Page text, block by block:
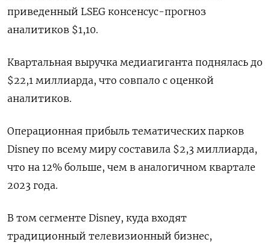
приведенный LSEG консенсус-прогноз
аналитиков $1,10.
Квартальная выручка медиагиганта поднялась до
$22,1 миллиарда, что совпало с оценкой
аналитиков.
Операционная прибыль тематических парков
Disney по всему миру составила $2,3 миллиарда,
что на 12% больше, чем в аналогичном квартале
2023 года.
В том сегменте Disney, куда входят
традиционный телевизионный бизнес,